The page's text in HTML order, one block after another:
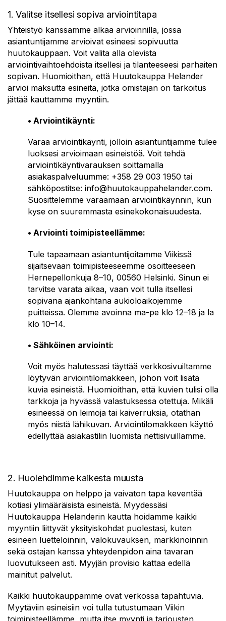
1. Valitse itsellesi sopiva arviointitapa
Yhteistyö kanssamme alkaa arvioinnilla, jossa
asiantuntijamme arvioivat esineesi sopivuutta
huutokauppaan. Voit valita alla olevista
arviointivaihtoehdoista itsellesi ja tilanteeseesi parhaiten
sopivan. Huomioithan, että Huutokauppa Helander
arvioi maksutta esineitä, jotka omistajan on tarkoitus
jättää kauttamme myyntiin.
• Arviointikäynti:
Varaa arviointikäynti, jolloin asiantuntijamme tulee
luoksesi arvioimaan esineistöä. Voit tehdä
arviointikäyntivarauksen soittamalla
asiakaspalveluumme: +358 29 003 1950 tai
sähköpostitse: info@huutokauppahelander.com.
Suosittelemme varaamaan arviointikäynnin, kun
kyse on suuremmasta esinekokonaisuudesta.
• Arviointi toimipisteellämme:
Tule tapaamaan asiantuntijoitamme Viikissä
sijaitsevaan toimipisteeseemme osoitteeseen
Hernepellonkuja 8–10, 00560 Helsinki. Sinun ei
tarvitse varata aikaa, vaan voit tulla itsellesi
sopivana ajankohtana aukioloaikojemme
puitteissa. Olemme avoinna ma-pe klo 12–18 ja la
klo 10–14.
• Sähköinen arviointi:
Voit myös halutessasi täyttää verkkosivuiltamme
löytyvän arviointilomakkeen, johon voit lisätä
kuvia esineistä. Huomioithan, että kuvien tulisi olla
tarkkoja ja hyvässä valastuksessa otettuja. Mikäli
esineessä on leimoja tai kaiverruksia, otathan
myös niistä lähikuvan. Arviointilomakkeen käyttö
edellyttää asiakastilin luomista nettisivuillamme.
2. Huolehdimme kaikesta muusta
Huutokauppa on helppo ja vaivaton tapa keventää
kotiasi ylimääräisistä esineistä. Myydessäsi
Huutokauppa Helanderin kautta hoidamme kaikki
myyntiin liittyvät yksityiskohdat puolestasi, kuten
esineen luetteloinnin, valokuvauksen, markkinoinnin
sekä ostajan kanssa yhteydenpidon aina tavaran
luovutukseen asti. Myyjän provisio kattaa edellä
mainitut palvelut.
Kaikki huutokauppamme ovat verkossa tapahtuvia.
Myytäviin esineisiin voi tulla tutustumaan Viikin